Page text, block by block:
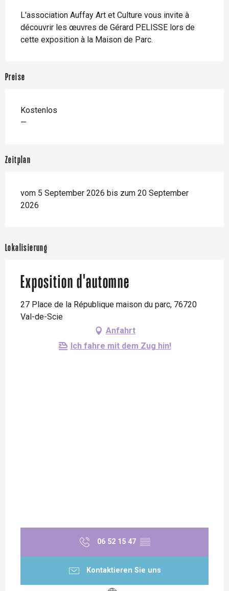
L'association Auffay Art et Culture vous invite à
découvrir les œuvres de Gérard PELISSE lors de
cette exposition à la Maison de Parc.
Preise
Kostenlos
—
Zeitplan
vom 5 September 2026 bis zum 20 September
2026
Lokalisierung
Exposition d'automne
27 Place de la République maison du parc, 76720
Val-de-Scie
Anfahrt
Ich fahre mit dem Zug hin!
06 52 15 47 ▒▒
Kontaktieren Sie uns